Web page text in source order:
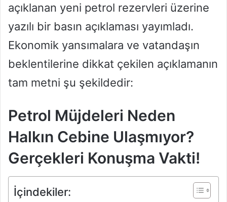
açıklanan yeni petrol rezervleri üzerine
yazılı bir basın açıklaması yayımladı.
Ekonomik yansımalara ve vatandaşın
beklentilerine dikkat çekilen açıklamanın
tam metni şu şekildedir:
Petrol Müjdeleri Neden
Halkın Cebine Ulaşmıyor?
Gerçekleri Konuşma Vakti!
İçindekiler: